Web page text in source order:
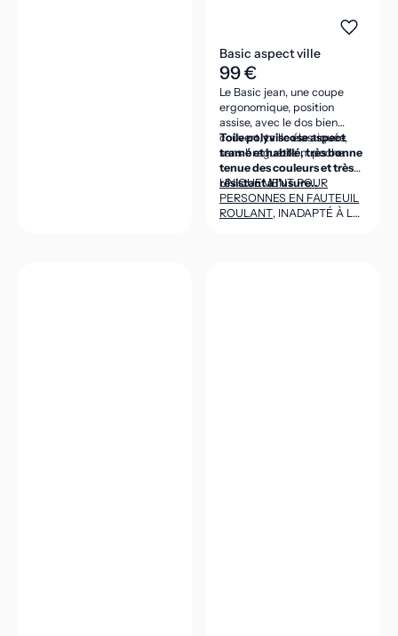
Basic aspect ville
99 €
Le Basic jean, une coupe
ergonomique, position
assise, avec le dos bien
couvert, taille élastiquée,
sans braguette ni poche.
Toile polyviscose aspect
tramé et habillé, très bonne
tenue des couleurs et très
résistant à l’usure..
UNIQUEMENT POUR
PERSONNES EN FAUTEUIL
ROULANT, INADAPTÉ À LA